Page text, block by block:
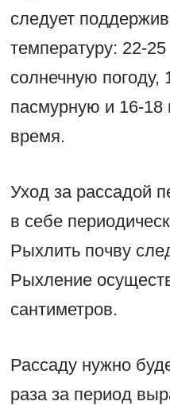
следует
температуру: 22-25
солнечную погоду,
пасмурную и 16-18
время.
Уход за рассадой
в себе
Рыхлить почву
Рыхление
сантиметров.
Рассаду нужно
раза за период